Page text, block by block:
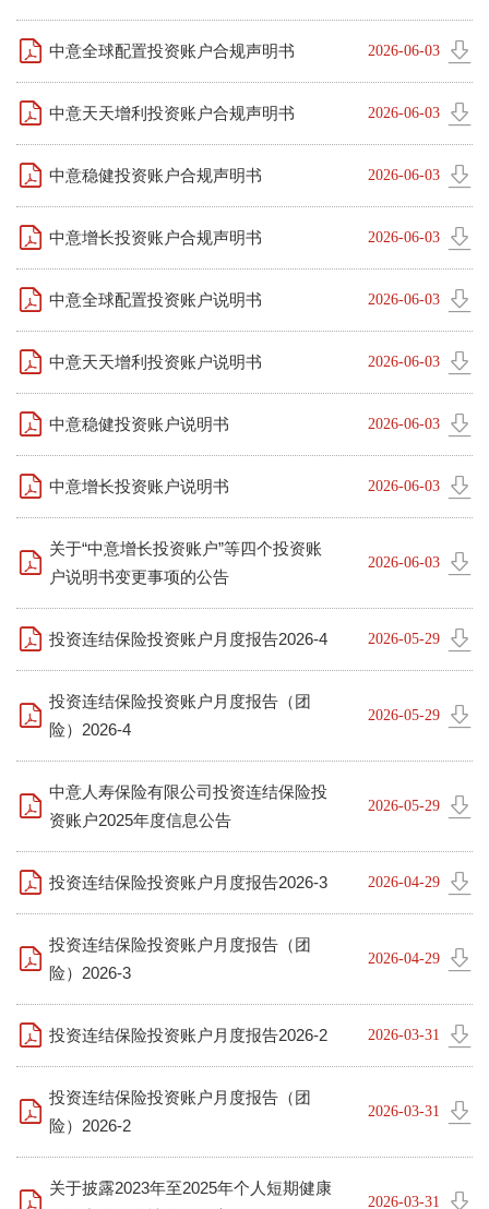
中意全球配置投资账户合规声明书 2026-06-03
中意天天增利投资账户合规声明书 2026-06-03
中意稳健投资账户合规声明书 2026-06-03
中意增长投资账户合规声明书 2026-06-03
中意全球配置投资账户说明书 2026-06-03
中意天天增利投资账户说明书 2026-06-03
中意稳健投资账户说明书 2026-06-03
中意增长投资账户说明书 2026-06-03
关于“中意增长投资账户”等四个投资账
户说明书变更事项的公告
2026-06-03
投资连结保险投资账户月度报告2026-4 2026-05-29
投资连结保险投资账户月度报告（团
险）2026-4
2026-05-29
中意人寿保险有限公司投资连结保险投
资账户2025年度信息公告
2026-05-29
投资连结保险投资账户月度报告2026-3 2026-04-29
投资连结保险投资账户月度报告（团
险）2026-3
2026-04-29
投资连结保险投资账户月度报告2026-2 2026-03-31
投资连结保险投资账户月度报告（团
险）2026-2
2026-03-31
关于披露2023年至2025年个人短期健康
2026-03-31